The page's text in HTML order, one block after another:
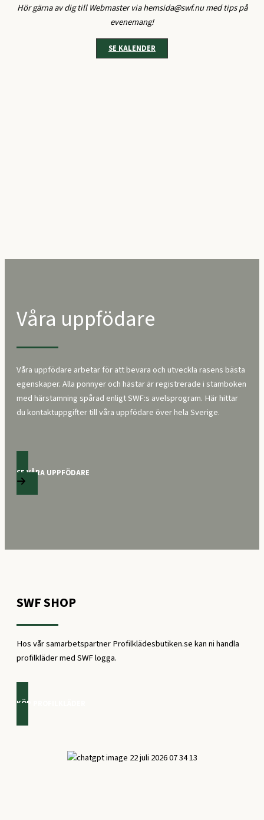
Hör gärna av dig till Webmaster via hemsida@swf.nu med tips på
evenemang!
SE KALENDER
Våra uppfödare
Våra uppfödare arbetar för att bevara och utveckla rasens bästa
egenskaper. Alla ponnyer och hästar är registrerade i stamboken
med härstamning spårad enligt SWF:s avelsprogram. Här hittar
du kontaktuppgifter till våra uppfödare över hela Sverige.
SE VÅRA UPPFÖDARE
SWF SHOP
Hos vår samarbetspartner Profilklädesbutiken.se kan ni handla
profilkläder med SWF logga.
KÖP PROFILKLÄDER